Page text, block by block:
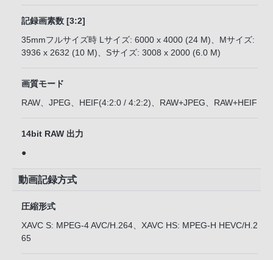
記録画素数 [3:2]
35mmフルサイズ時 Lサイズ: 6000 x 4000 (24 M)、Mサイズ:
3936 x 2632 (10 M)、Sサイズ: 3008 x 2000 (6.0 M)
画質モード
RAW、JPEG、HEIF(4:2:0 / 4:2:2)、RAW+JPEG、RAW+HEIF
14bit RAW 出力
●
動画記録方式
圧縮形式
XAVC S: MPEG-4 AVC/H.264、XAVC HS: MPEG-H HEVC/H.2
65